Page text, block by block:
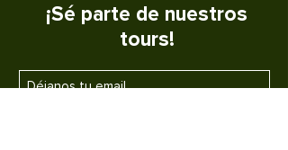
¡Sé parte de nuestros
tours!